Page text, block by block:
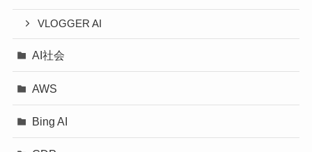
VLOGGER AI
AI社会
AWS
Bing AI